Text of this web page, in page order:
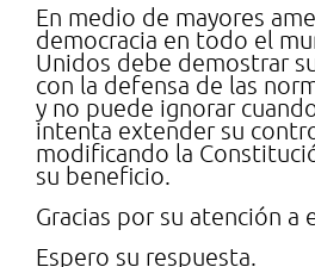
En medio de mayores
democracia en todo el
Unidos debe demostrar
con la defensa de las
y no puede ignorar
intenta extender su
modificando la
su beneficio.
Gracias por su atención a
Espero su respuesta.